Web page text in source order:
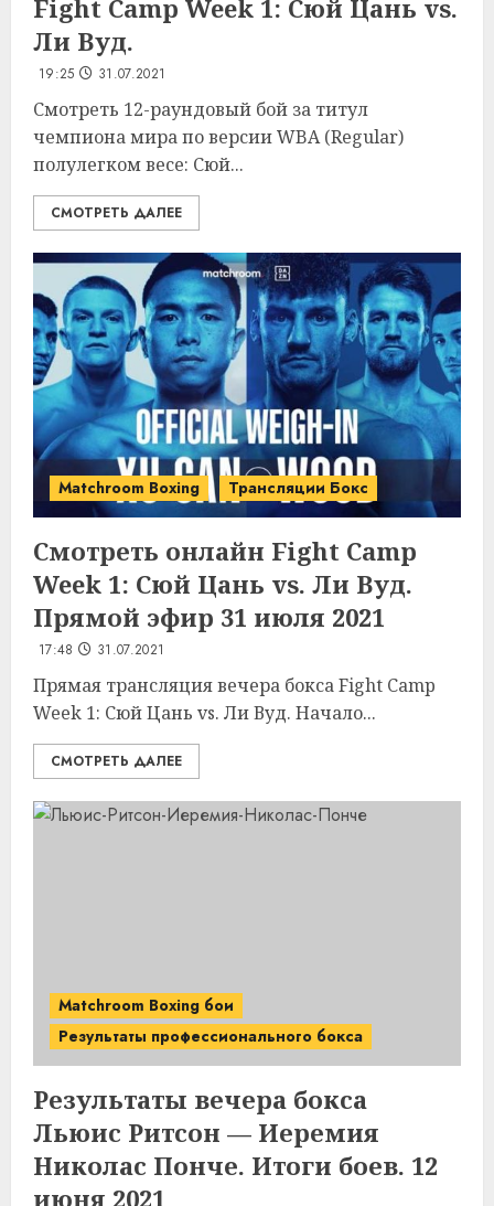
Fight Camp Week 1: Сюй Цань vs.
Ли Вуд.
19:25 31.07.2021
Смотреть 12-раундовый бой за титул
чемпиона мира по версии WBA (Regular)
полулегком весе: Сюй...
СМОТРЕТЬ ДАЛЕЕ
Matchroom Boxing Трансляции Бокс
Смотреть онлайн Fight Camp
Week 1: Сюй Цань vs. Ли Вуд.
Прямой эфир 31 июля 2021
17:48 31.07.2021
Прямая трансляция вечера бокса Fight Camp
Week 1: Сюй Цань vs. Ли Вуд. Начало...
СМОТРЕТЬ ДАЛЕЕ
Matchroom Boxing бои
Результаты профессионального бокса
Результаты вечера бокса
Льюис Ритсон — Иеремия
Николас Понче. Итоги боев. 12
июня 2021